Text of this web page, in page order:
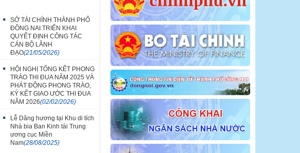
SỞ TÀI CHÍNH THÀNH PHỐ
ĐỒNG NAI TRIỂN KHAI
QUYẾT ĐỊNH CÔNG TÁC
CÁN BỘ LÃNH
ĐẠO(21/05/2026)
HỘI NGHỊ TỔNG KẾT PHONG
TRÀO THI ĐUA NĂM 2025 VÀ
PHÁT ĐỘNG PHONG TRÀO,
KÝ KẾT GIAO ƯỚC THI ĐUA
NĂM 2026(02/02/2026)
Lễ Dâng hương tại Khu di tích
Nhà bia Ban Kinh tài Trung
ương cục Miền
Nam(28/08/2025)